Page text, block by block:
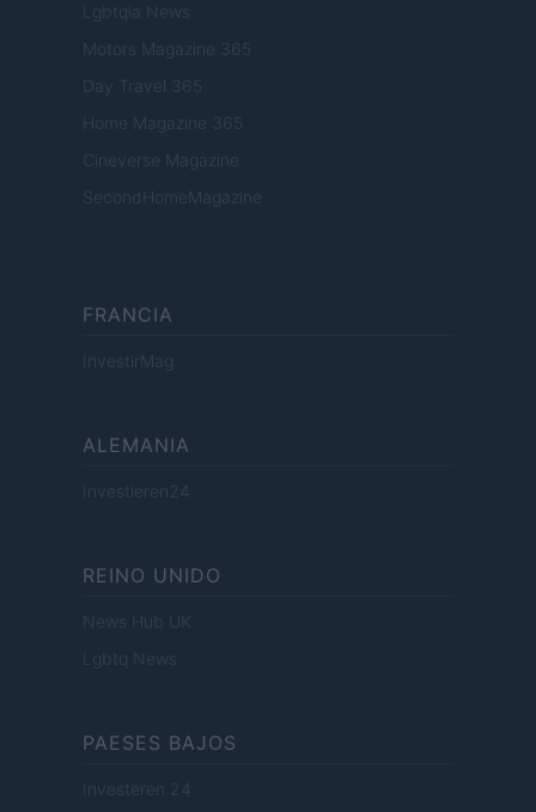
Lgbtqia News
Motors Magazine 365
Day Travel 365
Home Magazine 365
Cineverse Magazine
SecondHomeMagazine
FRANCIA
InvestirMag
ALEMANIA
Investieren24
REINO UNIDO
News Hub UK
Lgbtq News
PAESES BAJOS
Investeren 24